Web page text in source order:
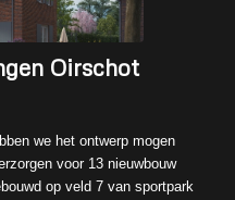
Oirschot
we het ontwerp mogen
voor 13 nieuwbouw
op veld 7 van sportpark